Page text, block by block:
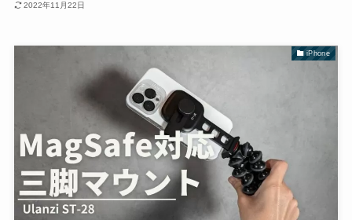
2022年11月22日
iPhone